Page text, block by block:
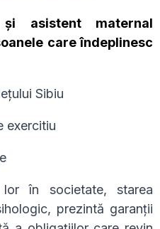
asistent maternal
care îndeplinesc
Sibiu
exercitiu
în societate, starea
prezintă garanţii